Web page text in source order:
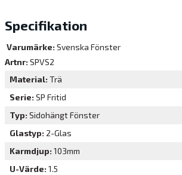
modellen passar lika bra till garaget eller
sommarhuset. Praktiskt och ekonomiskt.
Produkterna levereras ytbehandlade från
standardkulör (NCS S 0502-Y).
Material
Hållbart tillverkade träfönster med gedigen
2-glas
Detta glas har två tätt sammanfogade glas.
Specifikation
Varumärke: Svenska Fönster
Artnr: SPVS2
Material Trä
Serie SP Fritid
Typ Sidohängt Fönster
Glastyp 2-Glas
Karmdjup 103mm
U-Värde 1.5